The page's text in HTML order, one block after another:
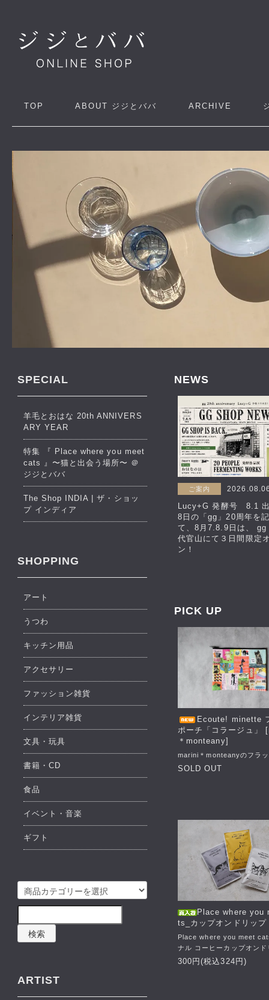
TOP ABOUT ジジとババ ARCHIVE
NEWS
ご案内
Lucy+G 発酵号 8.1
8日の「gg」20周年を
て、8月7.8.9日は、 gg
代官山にて３日間限定
ン！
PICK UP
Ecoute! minette
ポーチ「コラージュ」
＊monteany]
marini＊monteanyのフラ
SOLD OUT
Place where you
ts_カップオンドリップ
Place where you meet
ナル コーヒーカップオンド
300円(税込324円)
SPECIAL
羊毛とおはな 20th ANNIVERS
ARY YEAR
特集 『 Place where you meet
cats 』〜猫と出会う場所〜 ＠
ジジとババ
The Shop INDIA | ザ・ショッ
プ インディア
SHOPPING
アート
うつわ
キッチン用品
アクセサリー
ファッション雑貨
インテリア雑貨
文具・玩具
書籍・CD
食品
イベント・音楽
ギフト
検索
ARTIST